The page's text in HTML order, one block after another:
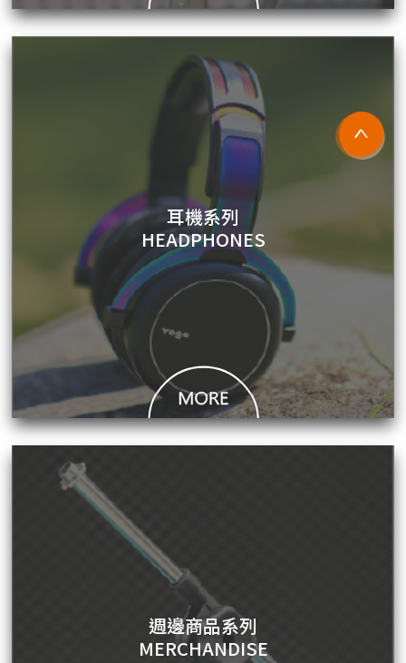
耳機系列
HEADPHONES
週邊商品系列
MERCHANDISE